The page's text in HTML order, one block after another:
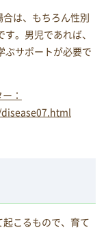
は、もちろん性別
。男児であれば、
ぶサポートが必要で
：
こるもので、育て